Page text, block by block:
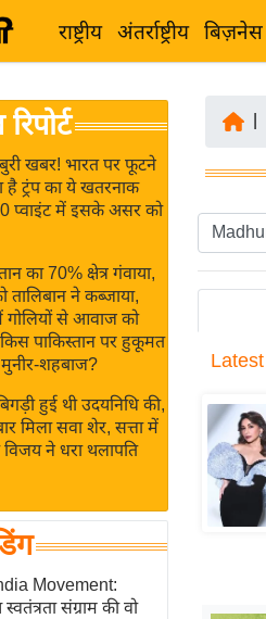
राष्ट्रीय अंतर्राष्ट्रीय बिज़नेस
खबर! भारत पर फूटने
है ट्रंप का ये खतरनाक
प्वाइंट में इसके असर को
का 70% क्षेत्र गंवाया,
तालिबान ने कब्जाया,
गोलियों से आवाज को
किस पाकिस्तान पर हुकूमत
शहबाज?
हुई थी उदयनिधि की,
मिला सवा शेर, सत्ता में
ने धरा थलापति
Movement:
स्वतंत्रता संग्राम की वो
Latest